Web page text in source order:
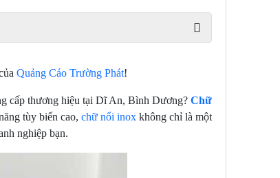
Quảng Cáo Trường Phát!
cấp thương hiệu tại Dĩ An, Bình Dương? Chữ
tùy biến cao, chữ nổi inox không chỉ là một
nghiệp bạn.